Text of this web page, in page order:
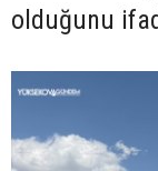
olduğunu